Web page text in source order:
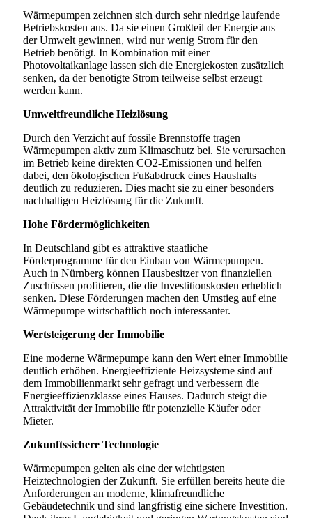
Wärmepumpen zeichnen sich durch sehr niedrige laufende
Betriebskosten aus. Da sie einen Großteil der Energie aus
der Umwelt gewinnen, wird nur wenig Strom für den
Betrieb benötigt. In Kombination mit einer
Photovoltaikanlage lassen sich die Energiekosten zusätzlich
senken, da der benötigte Strom teilweise selbst erzeugt
werden kann.
Umweltfreundliche Heizlösung
Durch den Verzicht auf fossile Brennstoffe tragen
Wärmepumpen aktiv zum Klimaschutz bei. Sie verursachen
im Betrieb keine direkten CO2-Emissionen und helfen
dabei, den ökologischen Fußabdruck eines Haushalts
deutlich zu reduzieren. Dies macht sie zu einer besonders
nachhaltigen Heizlösung für die Zukunft.
Hohe Fördermöglichkeiten
In Deutschland gibt es attraktive staatliche
Förderprogramme für den Einbau von Wärmepumpen.
Auch in Nürnberg können Hausbesitzer von finanziellen
Zuschüssen profitieren, die die Investitionskosten erheblich
senken. Diese Förderungen machen den Umstieg auf eine
Wärmepumpe wirtschaftlich noch interessanter.
Wertsteigerung der Immobilie
Eine moderne Wärmepumpe kann den Wert einer Immobilie
deutlich erhöhen. Energieeffiziente Heizsysteme sind auf
dem Immobilienmarkt sehr gefragt und verbessern die
Energieeffizienzklasse eines Hauses. Dadurch steigt die
Attraktivität der Immobilie für potenzielle Käufer oder
Mieter.
Zukunftssichere Technologie
Wärmepumpen gelten als eine der wichtigsten
Heiztechnologien der Zukunft. Sie erfüllen bereits heute die
Anforderungen an moderne, klimafreundliche
Gebäudetechnik und sind langfristig eine sichere Investition.